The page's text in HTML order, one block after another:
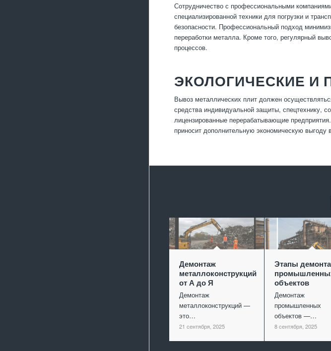
Сотрудничество с профессиональными
специализированной техники для погрузки и
безопасности. Профессиональный подход
переработки металла. Кроме того, регулярный
процессов.
ЭКОЛОГИЧЕСКИЕ
Вывоз металлических плит должен
средства индивидуальной защиты, спецтехнику,
лицензированные перерабатывающие
приносит дополнительную экономическую
Демонтаж
металлоконструкций
от А до Я
Демонтаж
металлоконструкций —
это…
21 сентября, 2025
Этапы
объектов
Демонтаж
промышленных
объектов —…
8 сентября, 2025